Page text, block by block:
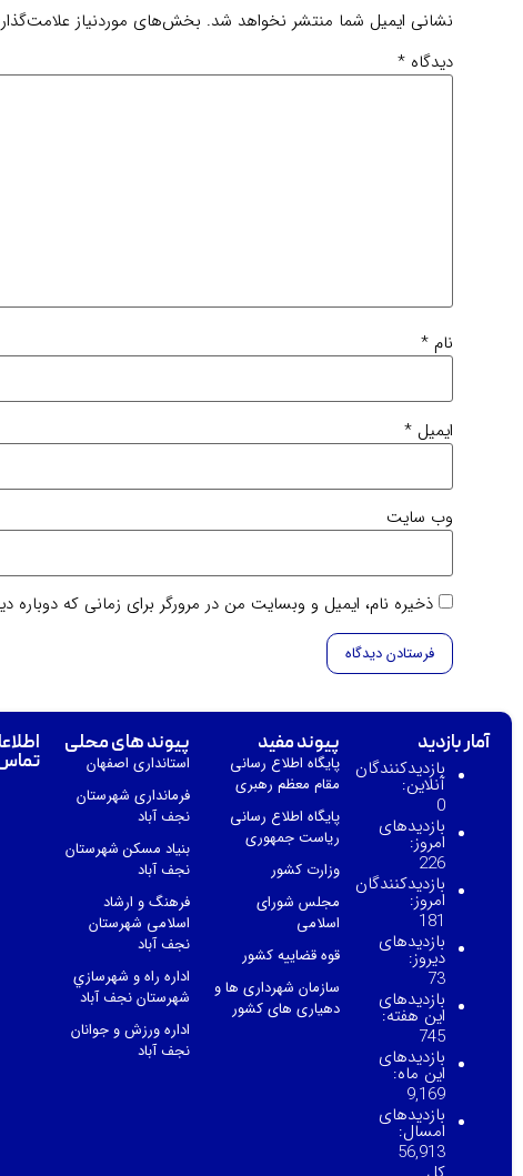
نشانی ایمیل شما منتشر نخواهد شد. بخش‌های موردنیاز
دیدگاه *
نام *
ایمیل *
وب‌ سایت
ذخیره نام، ایمیل و وبسایت من در مرورگر برای زمانی که
آمار بازدید
بازدیدکنندگان
آنلاین:
0
بازدیدهای
امروز:
226
بازدیدکنندگان
امروز:
181
بازدیدهای
دیروز:
73
بازدیدهای
این هفته:
745
بازدیدهای
این ماه:
9,169
بازدیدهای
امسال:
56,913
پیوند مفید
پایگاه اطلاع رسانی
مقام معظم رهبری
پایگاه اطلاع رسانی
ریاست جمهوری
وزارت کشور
مجلس شورای
اسلامی
قوه قضاییه کشور
سازمان شهرداری ها و
دهیاری های کشور
پیوند های محلی
استانداری اصفهان
فرمانداری شهرستان
نجف آباد
بنیاد مسکن شهرستان
نجف آباد
فرهنگ و ارشاد
اسلامی شهرستان
نجف آباد
اداره راه و شهرسازي
شهرستان نجف آباد
اداره ورزش و جوانان
نجف آباد